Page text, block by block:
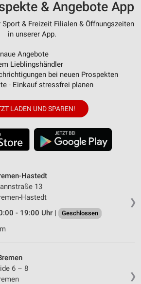
& Angebote App
& Freizeit Filialen & Öffnungszeiten
in unserer App.
Angebote
Lieblingshändler
bei neuen Prospekten
- Einkauf stressfrei planen
LADEN UND SPAREN!
❯
Hastedt
13
Hastedt
- 19:00 Uhr |
Geschlossen
❯
6 – 8